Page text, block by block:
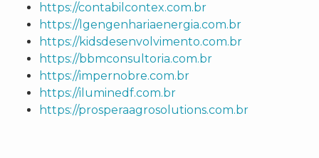
https://contabilcontex.com.br
https://lgengenhariaenergia.com.br
https://kidsdesenvolvimento.com.br
https://bbmconsultoria.com.br
https://impernobre.com.br
https://iluminedf.com.br
https://prosperaagrosolutions.com.br